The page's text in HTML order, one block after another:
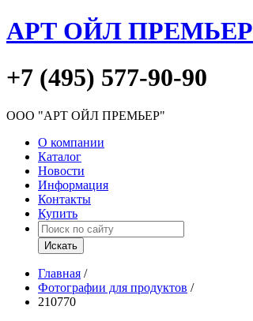
АРТ ОЙЛ ПРЕМЬЕР
+7 (495) 577-90-90
ООО "АРТ ОЙЛ ПРЕМЬЕР"
О компании
Каталог
Новости
Информация
Контакты
Купить
Главная /
Фотографии для продуктов /
210770